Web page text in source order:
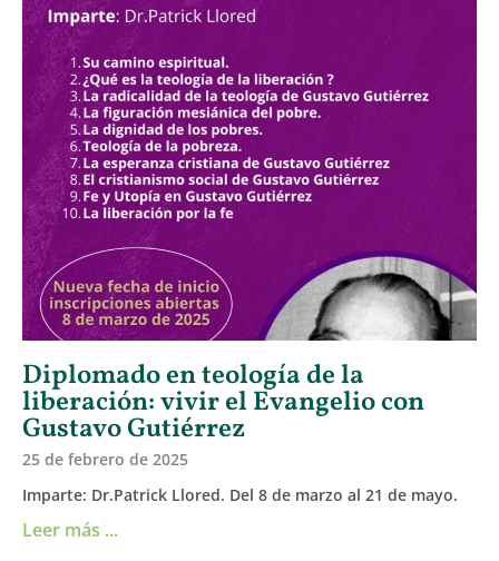
Diplomado en teología de la
liberación: vivir el Evangelio con
Gustavo Gutiérrez
25 de febrero de 2025
Imparte: Dr.Patrick Llored. Del 8 de marzo al 21 de mayo.
Leer más ...